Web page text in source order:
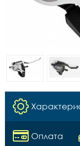
Оплата